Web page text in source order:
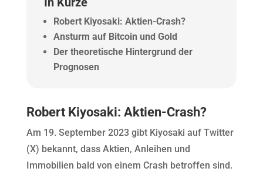
Robert Kiyosaki: Aktien-Crash?
Ansturm auf Bitcoin und Gold
Der theoretische Hintergrund der
Prognosen
Robert Kiyosaki: Aktien-Crash?
Am 19. September 2023 gibt Kiyosaki auf Twitter
(X) bekannt, dass Aktien, Anleihen und
Immobilien bald von einem Crash betroffen sind.